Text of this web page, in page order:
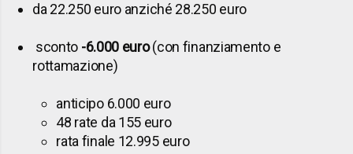
da 22.250 euro anziché 28.250 euro
sconto -6.000 euro(con finanziamento e
rottamazione)
anticipo 6.000 euro
48 rate da 155 euro
rata finale 12.995 euro